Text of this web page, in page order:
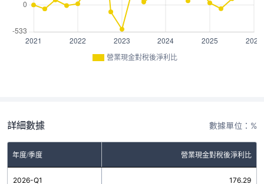
營業現金對稅後淨利比
詳細數據 數據單位：%
年度/季度 營業現金對稅後淨利比
2026-Q1 176.29